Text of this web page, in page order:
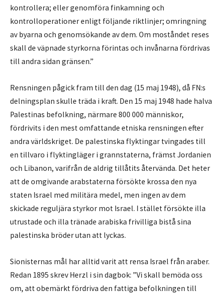
kontrollera; eller genomföra finkamning och
kontrolloperationer enligt följande riktlinjer; omringning
av byarna och genomsökande av dem. Om moståndet reses
skall de väpnade styrkorna förintas och invånarna fördrivas
till andra sidan gränsen.”
Rensningen pågick fram till den dag (15 maj 1948), då FN:s
delningsplan skulle träda i kraft. Den 15 maj 1948 hade halva
Palestinas befolkning, närmare 800 000 människor,
fördrivits i den mest omfattande etniska rensningen efter
andra världskriget. De palestinska flyktingar tvingades till
en tillvaro i flyktingläger i grannstaterna, främst Jordanien
och Libanon, varifrån de aldrig tillåtits återvända. Det heter
att de omgivande arabstaterna försökte krossa den nya
staten Israel med militära medel, men ingen av dem
skickade reguljära styrkor mot Israel. I stället försökte illa
utrustade och illa tränade arabiska frivilliga bistå sina
palestinska bröder utan att lyckas.
Sionisternas mål har alltid varit att rensa Israel från araber.
Redan 1895 skrev Herzl i sin dagbok: ”Vi skall bemöda oss
om, att obemärkt fördriva den fattiga befolkningen till